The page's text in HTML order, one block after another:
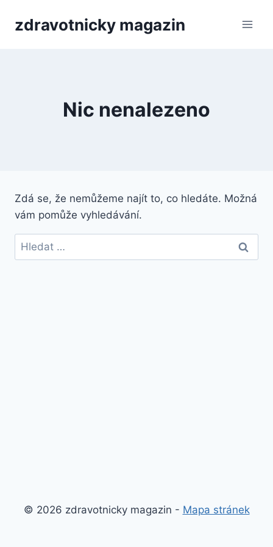
zdravotnicky magazin
Nic nenalezeno
Zdá se, že nemůžeme najít to, co hledáte. Možná
vám pomůže vyhledávání.
Vyhledávání
© 2026 zdravotnicky magazin - Mapa stránek